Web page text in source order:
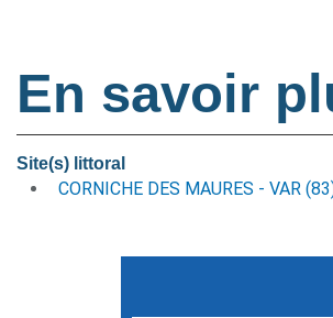
En savoir
Site(s) littoral
CORNICHE DES MAURES - VAR